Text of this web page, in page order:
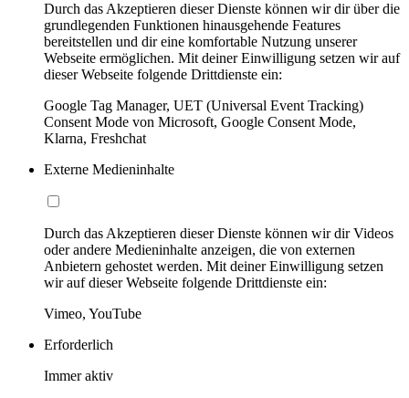
Durch das Akzeptieren dieser Dienste können wir dir über die
grundlegenden Funktionen hinausgehende Features
bereitstellen und dir eine komfortable Nutzung unserer
Webseite ermöglichen. Mit deiner Einwilligung setzen wir auf
dieser Webseite folgende Drittdienste ein:
Google Tag Manager, UET (Universal Event Tracking)
Consent Mode von Microsoft, Google Consent Mode,
Klarna, Freshchat
Externe Medieninhalte
Durch das Akzeptieren dieser Dienste können wir dir Videos
oder andere Medieninhalte anzeigen, die von externen
Anbietern gehostet werden. Mit deiner Einwilligung setzen
wir auf dieser Webseite folgende Drittdienste ein:
Vimeo, YouTube
Erforderlich
Immer aktiv